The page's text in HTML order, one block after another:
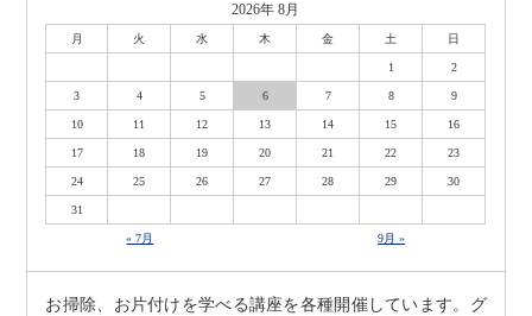
2026年 8月
月 火 水 木 金 土 日
1 2
3 4 5 6 7 8 9
10 11 12 13 14 15 16
17 18 19 20 21 22 23
24 25 26 27 28 29 30
31
« 7月 9月 »
お掃除、お片付けを学べる講座を各種開催しています。グ